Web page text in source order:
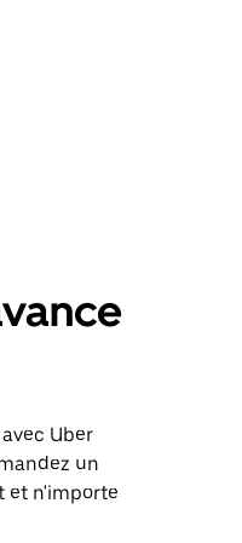
Uber
un
et n'importe